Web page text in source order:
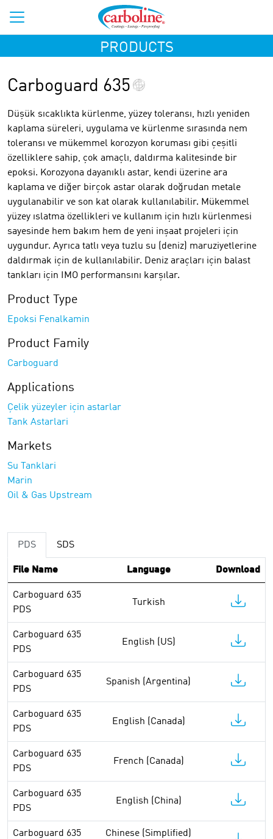
PRODUCTS
Carboguard 635
Düşük sıcaklıkta kürlenme, yüzey toleransı, hızlı yeniden
kaplama süreleri, uygulama ve kürlenme sırasında nem
toleransı ve mükemmel korozyon koruması gibi çeşitli
özelliklere sahip, çok amaçlı, daldırma kalitesinde bir
epoksi. Korozyona dayanıklı astar, kendi üzerine ara
kaplama ve diğer birçok astar olarak doğrudan metale
uygulanabilir ve son kat olarak kullanılabilir. Mükemmel
yüzey ıslatma özellikleri ve kullanım için hızlı kürlenmesi
sayesinde hem bakım hem de yeni inşaat projeleri için
uygundur. Ayrıca tatlı veya tuzlu su (deniz) maruziyetlerine
daldırmak için de kullanılabilir. Deniz araçları için balast
tankları için IMO performansını karşılar.
Product Type
Epoksi Fenalkamin
Product Family
Carboguard
Applications
Çelik yüzeyler için astarlar
Tank Astarlari
Markets
Su Tanklari
Marin
Oil & Gas Upstream
PDS SDS
File Name Language Download
Carboguard 635
PDS
Turkish
Carboguard 635
PDS
English (US)
Carboguard 635
PDS
Spanish (Argentina)
Carboguard 635
PDS
English (Canada)
Carboguard 635
PDS
French (Canada)
Carboguard 635
PDS
English (China)
Carboguard 635
Chinese (Simplified)